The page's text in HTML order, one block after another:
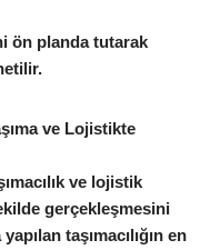
ön planda tutarak
ve Lojistikte
ve lojistik
gerçekleşmesini
taşımacılığın en